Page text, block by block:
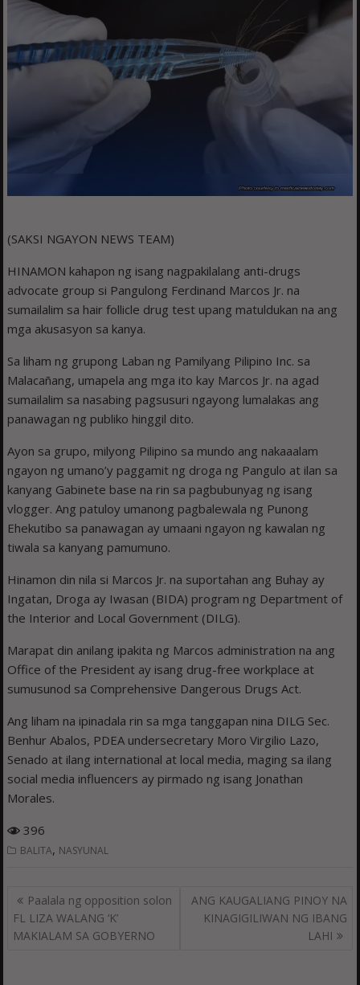
(SAKSI NGAYON NEWS TEAM)
HINAMON kahapon ng isang nagpakilalang anti-drugs
advocate group si Pangulong Ferdinand Marcos Jr. na
sumailalim sa hair follicle drug test upang matuldukan na ang
mga akusasyon sa kanya.
Sa liham ng grupong Laban ng Pamilyang Pilipino Inc. sa
Malacañang, umapela ang mga ito kay Marcos Jr. na agad
sumailalim sa nasabing pagsusuri ngayong lumalakas ang
panawagan ng publiko hinggil dito.
Ayon sa grupo, milyong Pilipino sa mundo ang nakaaalam
ngayon ng umano’y paggamit ng droga ng Pangulo at ilan sa
kanyang Gabinete base na rin sa pagbubunyag ng isang
vlogger. Ang patuloy umanong pagbalewala ng Punong
Ehekutibo sa panawagan ay umaani ngayon ng kawalan ng
tiwala sa kanyang pamumuno.
Hinamon din nila si Marcos Jr. na suportahan ang Buhay ay
Ingatan, Droga ay Iwasan (BIDA) program ng Department of
the Interior and Local Government (DILG).
Marapat din anilang ipakita ng Marcos administration na ang
Office of the President ay isang drug-free workplace at
sumusunod sa Comprehensive Dangerous Drugs Act.
Ang liham na ipinadala rin sa mga tanggapan nina DILG Sec.
Benhur Abalos, PDEA undersecretary Moro Virgilio Lazo,
Senado at ilang international at local media, maging sa ilang
social media influencers ay pirmado ng isang Jonathan
Morales.
396
BALITA, NASYUNAL
Post
navigation
Paalala ng opposition solon
FL LIZA WALANG ‘K’
MAKIALAM SA GOBYERNO
ANG KAUGALIANG PINOY NA
KINAGIGILIWAN NG IBANG
LAHI